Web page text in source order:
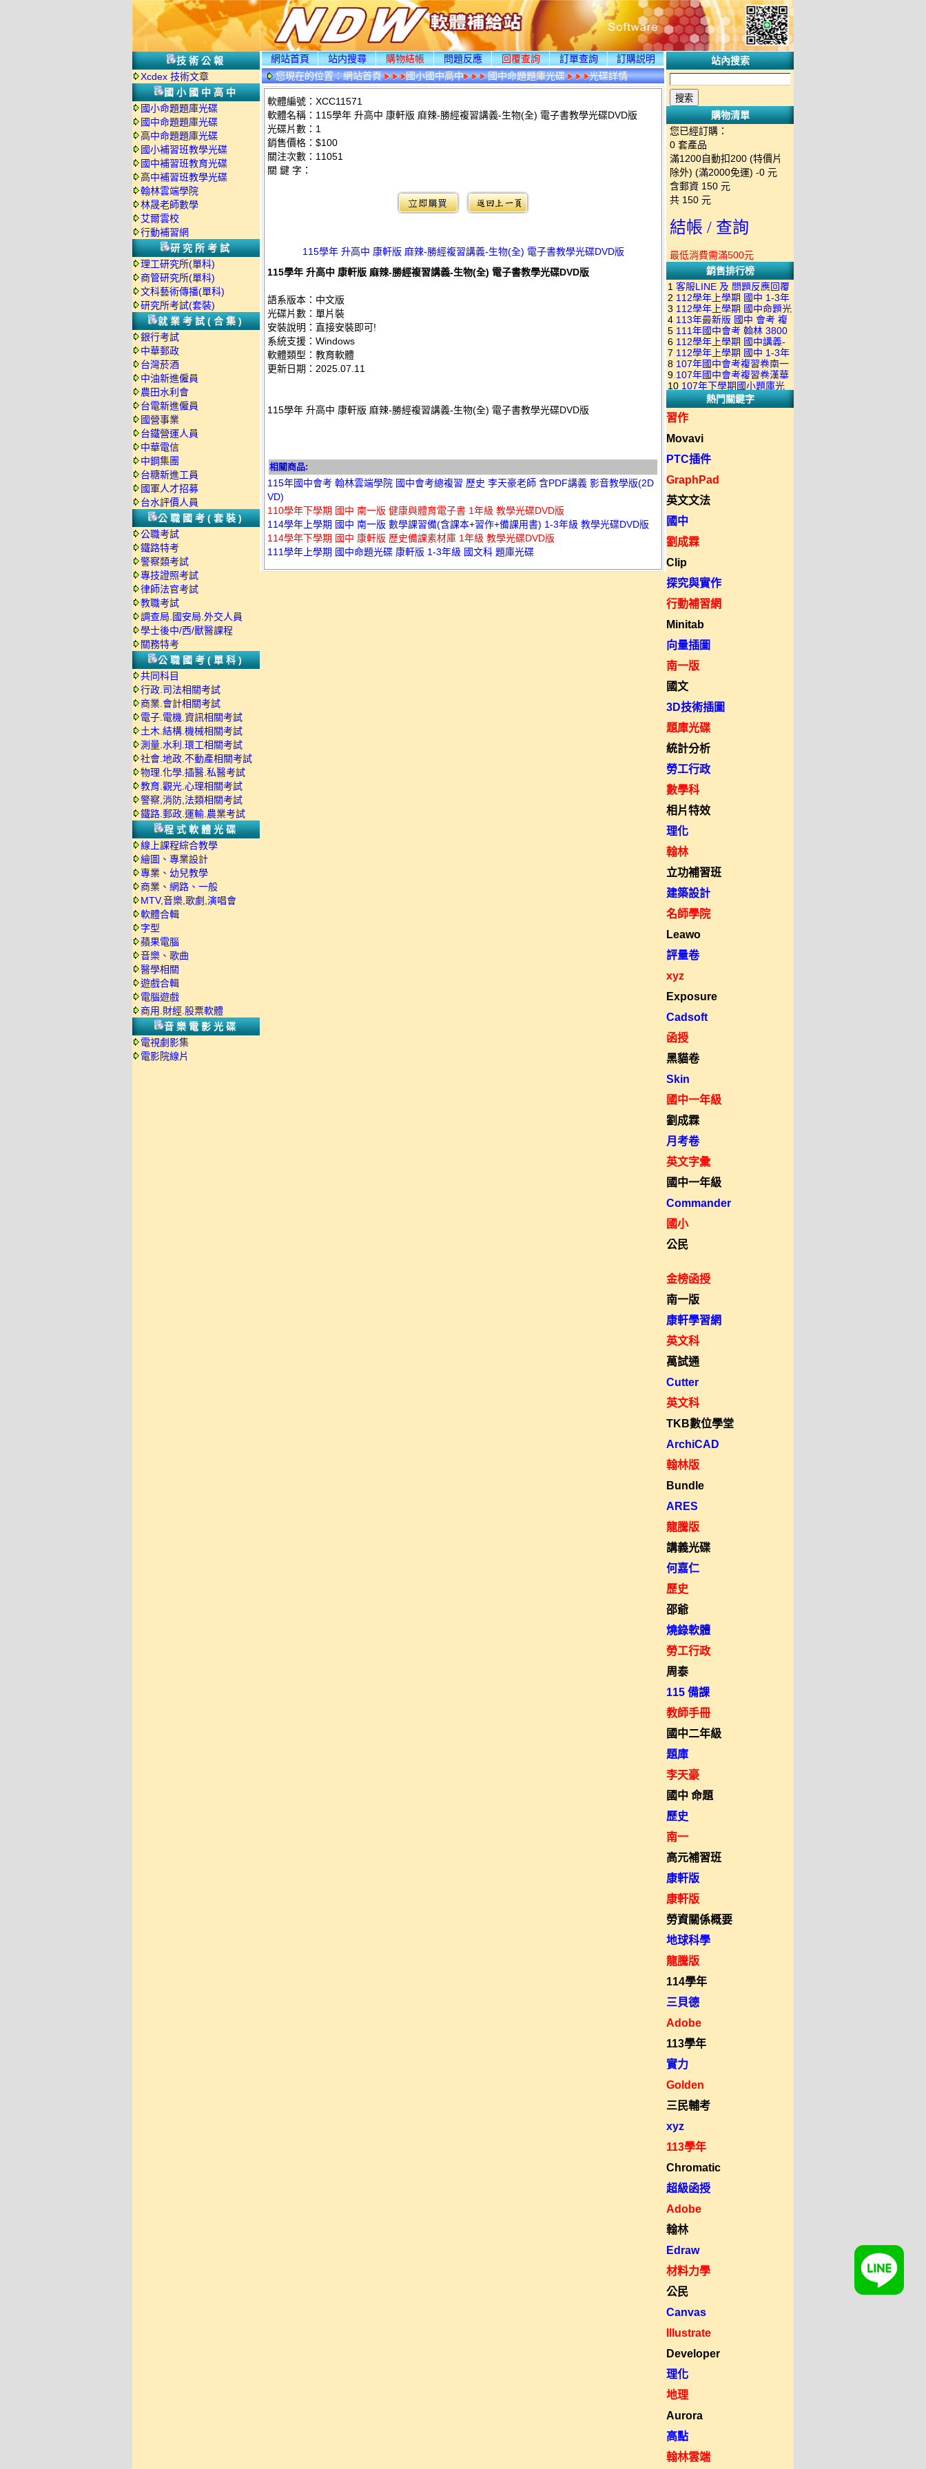
技術公報
Xcdex 技術文章
國小國中高中
國小命題題庫光碟
國中命題題庫光碟
高中命題題庫光碟
國小補習班教學光碟
國中補習班教育光碟
高中補習班教學光碟
翰林雲端學院
林晟老師數學
艾爾雲校
行動補習網
研究所考試
理工研究所(單科)
商管研究所(單科)
文科藝術傳播(單科)
研究所考試(套裝)
就業考試(合集)
銀行考試
中華郵政
台灣菸酒
中油新進僱員
農田水利會
台電新進僱員
國營事業
台鐵營運人員
中華電信
中鋼集團
台糖新進工員
國軍人才招募
台水評價人員
公職國考(套裝)
公職考試
鐵路特考
警察類考試
專技證照考試
律師法官考試
教職考試
調查局.國安局.外交人員
學士後中/西/獸醫課程
關務特考
公職國考(單科)
共同科目
行政.司法相關考試
商業.會計相關考試
電子.電機.資訊相關考試
土木.結構.機械相關考試
測量.水利.環工相關考試
社會.地政.不動產相關考試
物理.化學.插醫.私醫考試
教育.觀光.心理相關考試
警察,消防,法類相關考試
鐵路.郵政.運輸.農業考試
程式軟體光碟
線上課程綜合教學
繪圖、專業設計
專業、幼兒教學
商業、網路、一般
MTV,音樂,歌劇,演唱會
軟體合輯
字型
蘋果電腦
音樂、歌曲
醫學相關
遊戲合輯
電腦遊戲
商用.財經.股票軟體
音樂電影光碟
電視劇影集
電影院線片
網站首頁 站内搜尋 購物結帳 問題反應 回覆查詢 訂單查詢
訂購説明
您現在的位置：網站首頁 國小國中高中 國中命題題庫光碟 光碟詳情
軟體編號：XCC11571
軟體名稱：115學年 升高中 康軒版 麻辣-勝經複習講義-生物(全) 電子書教學光碟DVD版
光碟片數：1
銷售價格：$100
關注次數： 11051
關 鍵 字：
115學年 升高中 康軒版 麻辣-勝經複習講義-生物(全) 電子書教學光碟DVD版
115學年 升高中 康軒版 麻辣-勝經複習講義-生物(全) 電子書教學光碟DVD版
語系版本：中文版
光碟片數：單片裝
安裝說明：直接安裝即可!
系統支援：Windows
軟體類型：教育軟體
更新日期：2025.07.11
115學年 升高中 康軒版 麻辣-勝經複習講義-生物(全) 電子書教學光碟DVD版
相關商品:
115年國中會考 翰林雲端學院 國中會考總複習 歷史 李天豪老師 含PDF講義 影音教學版(2D
VD)
110學年下學期 國中 南一版 健康與體育電子書 1年級 教學光碟DVD版
114學年上學期 國中 南一版 數學課習備(含課本+習作+備課用書) 1-3年級 教學光碟DVD版
114學年下學期 國中 康軒版 歷史備課素材庫 1年級 教學光碟DVD版
111學年上學期 國中命題光碟 康軒版 1-3年級 國文科 題庫光碟
站內搜索
購物清單
您已經訂購：
0 套產品
滿1200自動扣200 (特價片
除外) (滿2000免運) -0 元
含郵資 150 元
共 150 元
結帳 / 查詢
最低消費需滿500元
銷售排行榜
1 客服LINE 及 問題反應回覆
方式 下單後出現訂單編號就
是訂購成功 不會有回覆信
2 112學年上學期 國中 1-3年
級 校用卷 (含南一.康軒.翰林.
全科目.全部卷.含解答)完整版
(2DVD)
3 112學年上學期 國中命題光
碟 康軒版 1-3年級(含108課
綱)(全年級、全領域) 題庫光
碟(不包含：藝文+綜合+健體)
4 113年最新版 國中 會考 複
習卷講義 共18卷(含南一百分
百EZ+南一超會考+康軒麻辣
+康軒會考勝經+康軒易點通
+康軒圖解E點通+漢華大聯盟
+翰林大滿貫+翰林橘子+翰林
Lite輕+翰林主題探索+奇鼎
KO+奇鼎進會考+金安新思維
735+建弘細說.活用+漢華達
陣)全科目合輯版(3片裝)
5 111年國中會考 翰林 3800
應用題彙編 + 南一 3688 應用
題彙編+南一歷屆試題+康軒
3800+ 應用題彙編 1-3年級 卷
類光碟
6 112學年上學期 國中講義-
題型較難(康軒新挑戰麻辣講
義+翰林超級翰將講義+南一學
習標竿講義) 1-3年級 合輯版
DVD版
7 112學年上學期 國中 1-3年
級 習作解答+課本解答(含康
軒.南一.翰林全版本.全科目)
合輯版 DVD版
8 107年國中會考複習卷南一
版 ( 點線面 )全科目.九科含解
答.合輯正式版
9 107年國中會考複習卷漢華
版 ( 達陣 ) 全科目.八科含解
答.合輯正式版
10 107年下學期國小題庫光
碟-南一版（1～6年級）全科
目合輯版 (三片裝)
熱門關鍵字
習作
Movavi
PTC插件
GraphPad
英文文法
國中
劉成霖
Clip
探究與實作
行動補習網
Minitab
向量插圖
南一版
國文
3D技術插圖
題庫光碟
統計分析
勞工行政
數學科
相片特效
理化
翰林
立功補習班
建築設計
名師學院
Leawo
評量卷
xyz
Exposure
Cadsoft
函授
黑貓卷
Skin
國中一年級
劉成霖
月考卷
英文字彙
國中一年級
Commander
國小
公民
金榜函授
南一版
康軒學習網
英文科
萬試通
Cutter
英文科
TKB數位學堂
ArchiCAD
翰林版
Bundle
ARES
龍騰版
講義光碟
何嘉仁
歷史
邵爺
燒錄軟體
勞工行政
周泰
115 備課
教師手冊
國中二年級
題庫
李天豪
國中 命題
歷史
南一
高元補習班
康軒版
康軒版
勞資關係概要
地球科學
龍騰版
114學年
三貝德
Adobe
113學年
實力
Golden
三民輔考
xyz
113學年
Chromatic
超級函授
Adobe
翰林
Edraw
材料力學
公民
Canvas
Illustrate
Developer
理化
地理
Aurora
高點
翰林雲端